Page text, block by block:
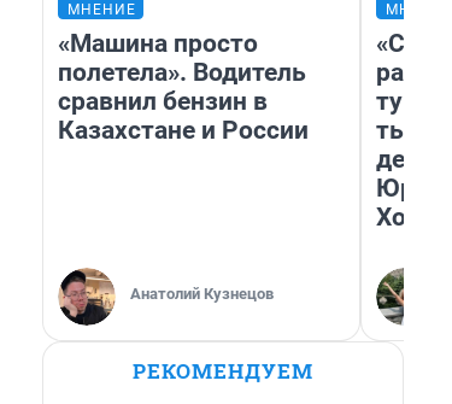
МНЕНИЕ
«Машина просто
полетела». Водитель
сравнил бензин в
Казахстане и России
Анатолий Кузнецов
день
РЕКОМЕНДУЕМ